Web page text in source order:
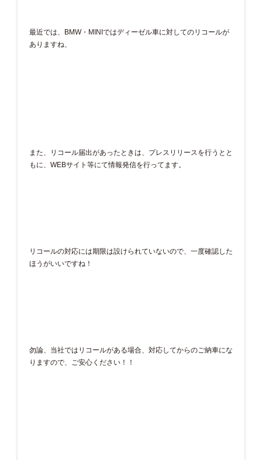
最近では、BMW・MINIではディーゼル車に対してのリコールが
ありますね、
また、リコール届出があったときは、プレスリリースを行うとと
もに、WEBサイト等にて情報発信を行ってます。
リコールの対応には期限は設けられていないので、一度確認した
ほうがいいですね！
勿論、当社ではリコールがある場合、対応してからのご納車にな
りますので、ご安心ください！！